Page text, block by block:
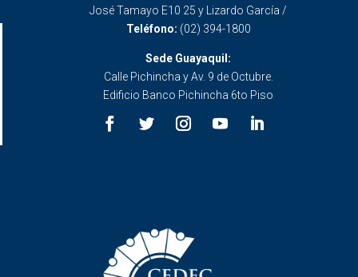
José Tamayo E10 25 y Lizardo García /
Teléfono: (02) 394-1800
Sede Guayaquil:
Calle Pichincha y Av. 9 de Octubre.
Edificio Banco Pichincha 6to Piso